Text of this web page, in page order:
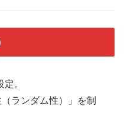
。
ランダム性）」を制